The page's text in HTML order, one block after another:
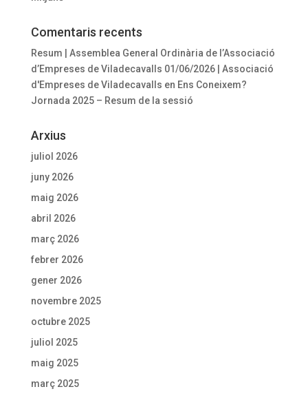
Comentaris recents
Resum | Assemblea General Ordinària de l’Associació
d’Empreses de Viladecavalls 01/06/2026 | Associació
d'Empreses de Viladecavalls en Ens Coneixem?
Jornada 2025 – Resum de la sessió
Arxius
juliol 2026
juny 2026
maig 2026
abril 2026
març 2026
febrer 2026
gener 2026
novembre 2025
octubre 2025
juliol 2025
maig 2025
març 2025